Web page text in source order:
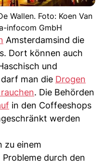
Wallen. Foto: Koen Van
infocom GmbH
Amsterdamsind die
Dort können auch
und
man die Drogen
. Die Behörden
in den Coffeeshops
werden
zu einem
durch den